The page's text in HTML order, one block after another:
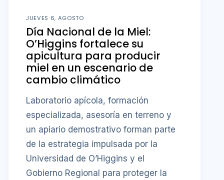
JUEVES 6, AGOSTO
Día Nacional de la Miel:
O’Higgins fortalece su
apicultura para producir
miel en un escenario de
cambio climático
Laboratorio apícola, formación
especializada, asesoría en terreno y
un apiario demostrativo forman parte
de la estrategia impulsada por la
Universidad de O’Higgins y el
Gobierno Regional para proteger la